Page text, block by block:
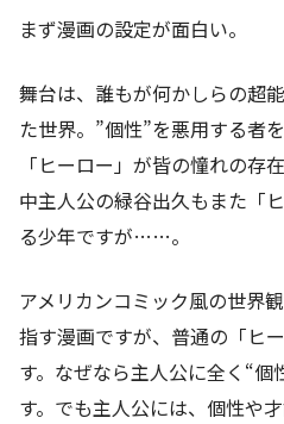
まず漫画の設定が面白い。
舞台は、誰もが何かしらの超
た世界。”個性”を悪用する者
「ヒーロー」が皆の憧れの存
中主人公の緑谷出久もまた「
る少年ですが……。
アメリカンコミック風の世界
指す漫画ですが、普通の「ヒ
す。なぜなら主人公に全く“
す。でも主人公には、個性や